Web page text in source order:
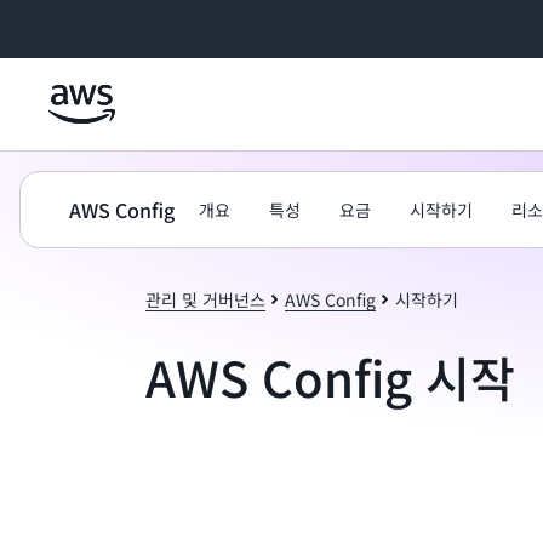
AWS Config 개요 특성 요금 시작하기 리
관리 및 거버넌스 AWS Config 시작하기
AWS Config 시작